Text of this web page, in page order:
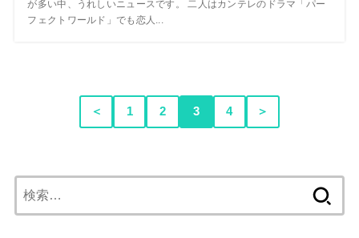
が多い中、うれしいニュースです。 二人はカンテレのドラマ「パー
フェクトワールド」でも恋人...
＜ 1 2 3 4 ＞
索: